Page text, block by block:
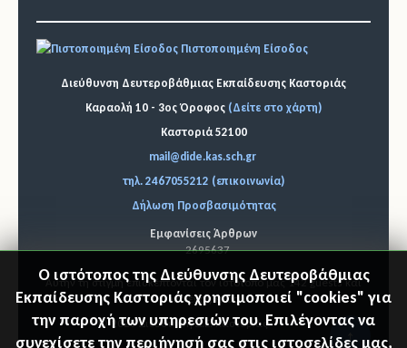
Πιστοποιημένη Είσοδος
Διεύθυνση Δευτεροβάθμιας Εκπαίδευσης Καστοριάς
Καραολή 10 - 3ος Όροφος (Δείτε στο χάρτη)
Καστοριά 52100
mail@dide.kas.sch.gr
τηλ. 2467055212 (επικοινωνία)
Δήλωση Προσβασιμότητας
Εμφανίσεις Άρθρων
2695637
Αυτήν τη στιγμή επισκέπτονται τον ιστότοπό μας 142 guests και
κανένα μέλος
Ο ιστότοπος της Διεύθυνσης Δευτεροβάθμιας
Εκπαίδευσης Καστοριάς χρησιμοποιεί "cookies" για
την παροχή των υπηρεσιών του. Επιλέγοντας να
συνεχίσετε την περιήγησή σας στις ιστοσελίδες μας,
"Επιστ
© 2026 Διεύθυνση Δ.Ε. Καστοριάς